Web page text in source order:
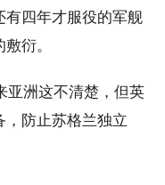
四年才服役的军舰
敷衍。
亚洲这不清楚，但英
防止苏格兰独立